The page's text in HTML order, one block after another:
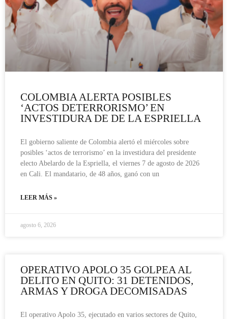
COLOMBIA ALERTA POSIBLES
‘ACTOS DETERRORISMO’ EN
INVESTIDURA DE DE LA ESPRIELLA
El gobierno saliente de Colombia alertó el miércoles sobre
posibles ‘actos de terrorismo’ en la investidura del presidente
electo Abelardo de la Espriella, el viernes 7 de agosto de 2026
en Cali. El mandatario, de 48 años, ganó con un
LEER MÁS »
agosto 6, 2026
OPERATIVO APOLO 35 GOLPEA AL
DELITO EN QUITO: 31 DETENIDOS,
ARMAS Y DROGA DECOMISADAS
El operativo Apolo 35, ejecutado en varios sectores de Quito,